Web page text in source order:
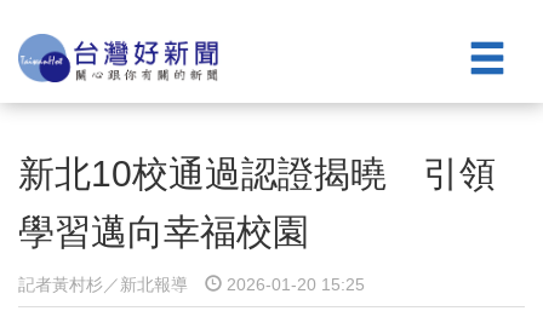
新北10校通過認證揭曉 引領
學習邁向幸福校園
記者黃村杉／新北報導 2026-01-20 15:25